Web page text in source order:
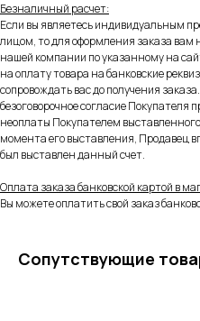
Безналичный расчет:
Если вы являетесь индивидуальным
лицом, то для оформления заказа вам
нашей компании по указанному на
на оплату товара на банковские
сопровождать вас до получения
безоговорочное согласие Покупателя
неоплаты Покупателем
момента его выставления, Продавец
был выставлен данный счет.
Оплата заказа банковской картой в
Вы можете оплатить свой заказ
Сопутствующие